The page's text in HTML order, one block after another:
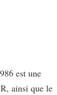
est une
ainsi que le